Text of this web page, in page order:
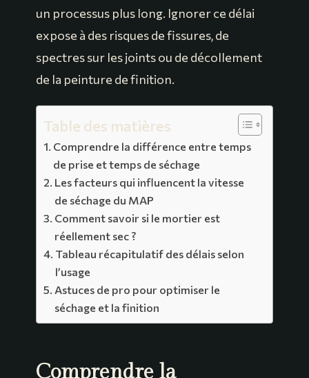
un processus plus long. Ignorer ce délai
expose à des risques de fissures, de
spectres sur les joints ou de décollement
de la peinture de finition.
Table des matières
Comprendre la différence entre temps
de prise et temps de séchage
Les facteurs qui influencent la vitesse
de séchage du MAP
Comment savoir si le mortier est
réellement sec ?
Tableau récapitulatif des délais selon
l’usage
Astuces de pro pour optimiser le
séchage et la finition
Comprendre la